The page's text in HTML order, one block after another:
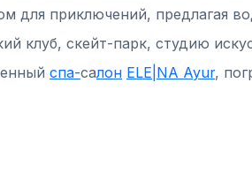
для приключений, предлагая
клуб, скейт-парк, студию
спа-салон ELE|NA Ayur,